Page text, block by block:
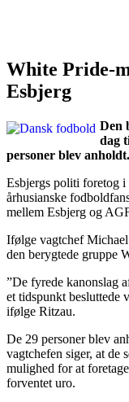
White Pride-
Esbjerg
Den
dag
personer blev anholdt.
Esbjergs politi foretog
århusianske
mellem Esbjerg og
Ifølge vagtchef
den berygtede gruppe
”De fyrede kanonslag
et tidspunkt besluttede
ifølge Ritzau.
De 29 personer blev
vagtchefen siger, at de
mulighed for at
forventet uro.